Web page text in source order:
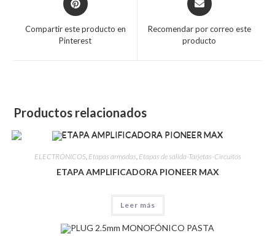
Compartir este producto en
Pinterest
Recomendar por correo este
producto
Productos relacionados
ELECTRÓNICOS, Etapas armadas Etapas de salida-Tarjetas-Circuitos
ETAPA AMPLIFICADORA PIONEER MAX
Leer más